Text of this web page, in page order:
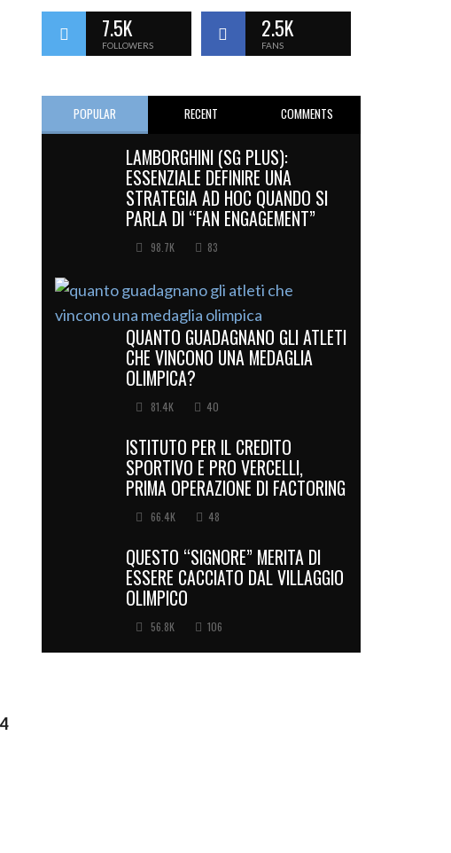
4
7.5K
FOLLOWERS
2.5K
FANS
POPULAR RECENT COMMENTS
LAMBORGHINI (SG PLUS):
ESSENZIALE DEFINIRE UNA
STRATEGIA AD HOC QUANDO SI
PARLA DI “FAN ENGAGEMENT”
98.7K 83
QUANTO GUADAGNANO GLI ATLETI
CHE VINCONO UNA MEDAGLIA
OLIMPICA?
81.4K 40
ISTITUTO PER IL CREDITO
SPORTIVO E PRO VERCELLI,
PRIMA OPERAZIONE DI FACTORING
66.4K 48
QUESTO “SIGNORE” MERITA DI
ESSERE CACCIATO DAL VILLAGGIO
OLIMPICO
56.8K 106